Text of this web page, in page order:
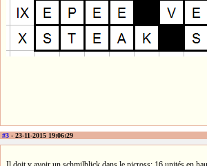
#3 - 23-11-2015 19:06:29